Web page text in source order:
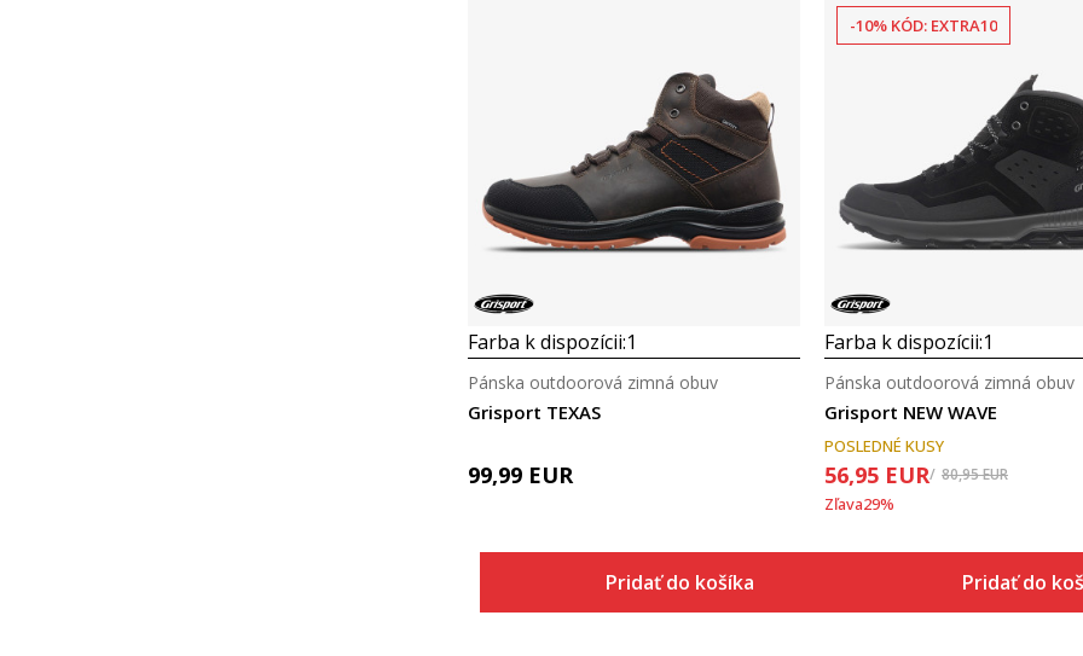
Farba k dispozícii:1
Grisport TEXAS
Pánska outdoorová zimná obuv
99,99 EUR
Pridať do košíka
-10% KÓD: EXTRA10
Farba k dispozícii:1
Grisport NEW WAVE
Pánska outdoorová zimná obuv
POSLEDNÉ KUSY
56,95 EUR 80,95EUR
Zľava29%
Pridať do